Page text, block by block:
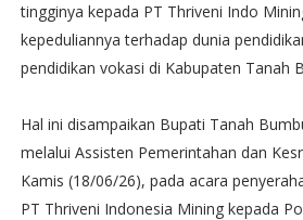
tingginya kepada PT Thriveni Indo
kepeduliannya terhadap dunia
pendidikan vokasi di Kabupaten Tanah
Hal ini disampaikan Bupati Tanah
melalui Assisten Pemerintahan dan
Kamis (18/06/26), pada acara
PT Thriveni Indonesia Mining kepada